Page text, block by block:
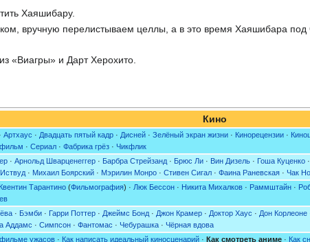
Хаяшибару.
вручную перелистываем целлы, а в это время Хаяшибара под
«Виагры» и Дарт Херохито.
Кино
· Артхаус · Двадцать пятый кадр · Дисней · Зелёный экран жизни · Кинорецензии ·
· Сериал · Фабрика грёз · Чикфлик
· Арнольд Шварценеггер · Барбра Стрейзанд · Брюс Ли · Вин Дизель · Гоша Куценко ·
· Михаил Боярский · Мэрилин Монро · Стивен Сигал · Фаина Раневская · Чак
Квентин Тарантино (Фильмография) · Люк Бессон · Никита Михалков · Раммштайн ·
· Бэмби · Гарри Поттер · Джеймс Бонд · Джон Крамер · Доктор Хаус · Дон Корлеоне
Аддамс · Симпсон · Фантомас · Чебурашка · Чёрная вдова
ужасов · Как написать идеальный киносценарий · Как смотреть аниме · Как